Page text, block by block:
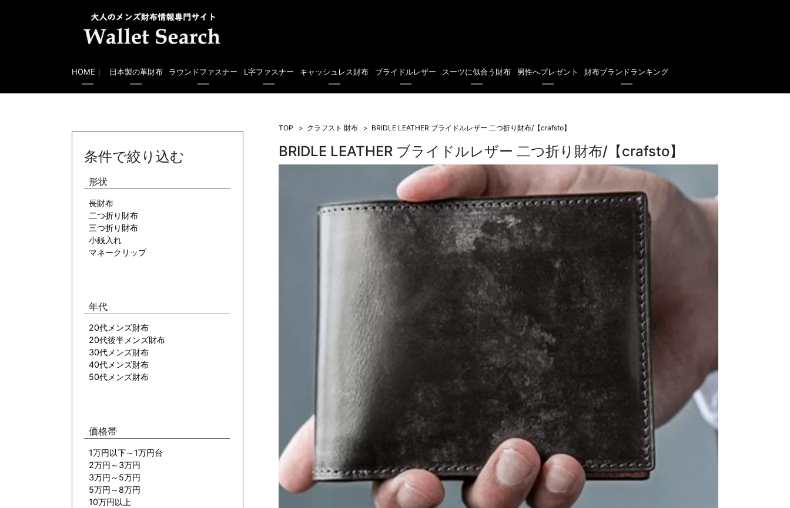
HOME｜ 日本製の革財布 ラウンドファスナー L字ファスナー キャッシュレス財布 ブライドルレザー スーツに似合う財布 男性へプレゼント 財布ブランドランキング
TOP クラフスト 財布 BRIDLE LEATHER ブライドルレザー 二つ折り財布/【crafsto】
BRIDLE LEATHER ブライドルレザー 二つ折り財布/【crafsto】
条件で絞り込む
形状
長財布
二つ折り財布
三つ折り財布
小銭入れ
マネークリップ
年代
20代メンズ財布
20代後半メンズ財布
30代メンズ財布
40代メンズ財布
50代メンズ財布
価格帯
1万円以下～1万円台
2万円～3万円
3万円～5万円
5万円～8万円
10万円以上